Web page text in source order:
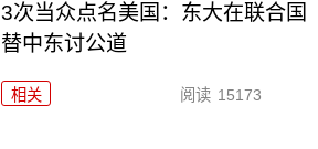
3次当众点名美国：东大在联合国
替中东讨公道
相关 阅读 15173